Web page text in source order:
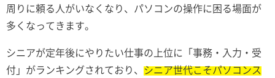
周りに頼る人がいなくなり、パソコンの操作に困る場面が
多くなってきます。
シニアが定年後にやりたい仕事の上位に「事務・入力・受
付」がランキングされており、 シニア世代こそパソコンス